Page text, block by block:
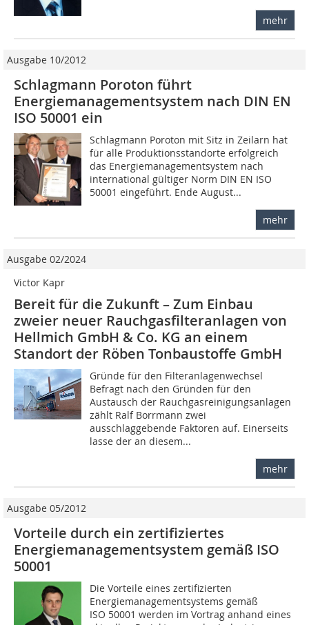
mehr
Ausgabe 10/2012
Schlagmann Poroton führt
Energiemanagementsystem nach DIN EN
ISO 50001 ein
Schlagmann Poroton mit Sitz in Zeilarn hat
für alle Produktionsstandorte erfolgreich
das Energiemanagementsystem nach
interna­tional gültiger Norm DIN EN ISO
50001 eingeführt. Ende August...
mehr
Ausgabe 02/2024
Victor Kapr
Bereit für die Zukunft – Zum Einbau
zweier neuer Rauchgasfilteranlagen von
Hellmich GmbH & Co. KG an einem
Standort der Röben Tonbaustoffe GmbH
Gründe für den Filteranlagenwechsel
Befragt nach den Gründen für den
Austausch der Rauchgasreinigungsanlagen
zählt Ralf Borrmann zwei
ausschlaggebende Faktoren auf. Einerseits
lasse der an diesem...
mehr
Ausgabe 05/2012
Vorteile durch ein zertifiziertes
Energiemanagementsystem gemäß ISO
50001
Die Vorteile eines zertifizierten
Energiemanagementsystems gemäß
ISO 50001 werden im Vortrag anhand eines